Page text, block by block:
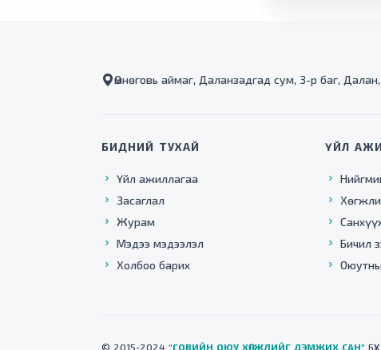
Өмнөговь аймаг, Даланзадгад сум, 3-р баг,
БИДНИЙ ТУХАЙ
Үйл ажиллагаа
Засаглал
Журам
Мэдээ мэдээлэл
Холбоо барих
ҮЙЛ
Бичил
Оюутны
© 2015-2024 "ГОВИЙН ОЮУ ХӨГЖЛИЙГ ДЭМЖИХ САН"